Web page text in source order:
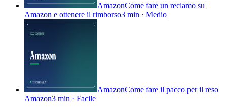
AmazonCome fare un reclamo su
Amazon e ottenere il rimborso3 min · Medio
AmazonCome fare il pacco per il reso
Amazon3 min · Facile